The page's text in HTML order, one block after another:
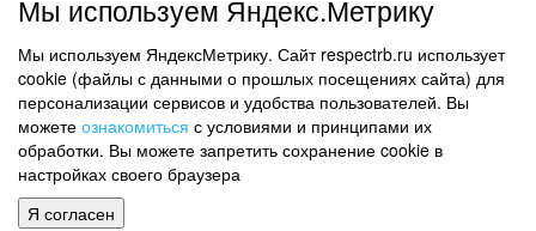
450071, г.Уфа, ул. 50 лет СССР, д.48 корп.1, офис 307
(347) 291 20 70
Контактная информация
Карта сайта
Политика обработки персональных данных
Информация на сайте не является публичной офертой
Мы используем Яндекс.Метрику
Мы используем ЯндексМетрику. Сайт respectrb.ru использует
cookie (файлы с данными о прошлых посещениях сайта) для
персонализации сервисов и удобства пользователей. Вы
можете ознакомиться с условиями и принципами их
обработки. Вы можете запретить сохранение cookie в
настройках своего браузера
Я согласен